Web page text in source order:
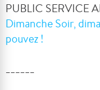
PUBLIC SERVICE
Dimanche Soir,
pouvez !